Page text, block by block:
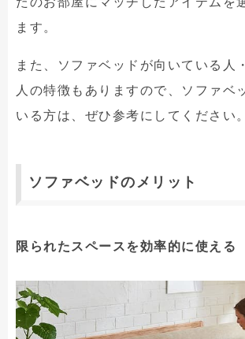
ます。
また、ソファベッドが向いている人
人の特徴もありますので、ソファベ
いる方は、ぜひ参考にしてください。
ソファベッドのメリット
限られたスペースを効率的に使える